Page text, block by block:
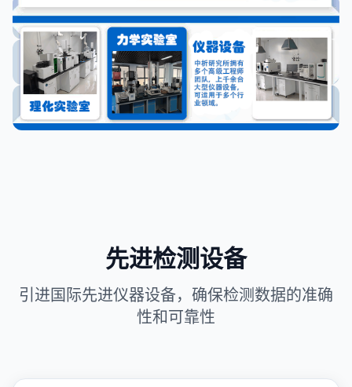
先进检测设备
引进国际先进仪器设备，确保检测数据的准确
性和可靠性